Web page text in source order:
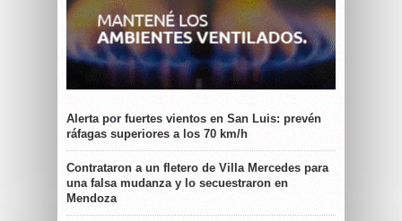
Alerta por fuertes vientos en San Luis: prevén
ráfagas superiores a los 70 km/h
Contrataron a un fletero de Villa Mercedes para
una falsa mudanza y lo secuestraron en
Mendoza